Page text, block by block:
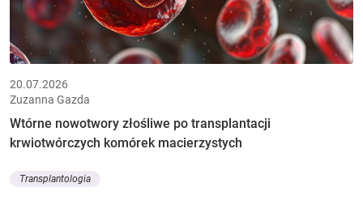
20.07.2026
Zuzanna Gazda
Wtórne nowotwory złośliwe po transplantacji
krwiotwórczych komórek macierzystych
Transplantologia